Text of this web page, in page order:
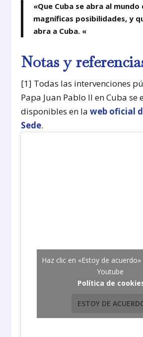
«Que Cuba se abra al
magníficas posibilidades, y
abra a Cuba. «
Notas y
[1] Todas las intervenciones
Papa Juan Pablo II en Cuba se
disponibles en laweb oficial
Sede.
Haz clic en «Estoy de
Youtube
Política de
ESTOY DE